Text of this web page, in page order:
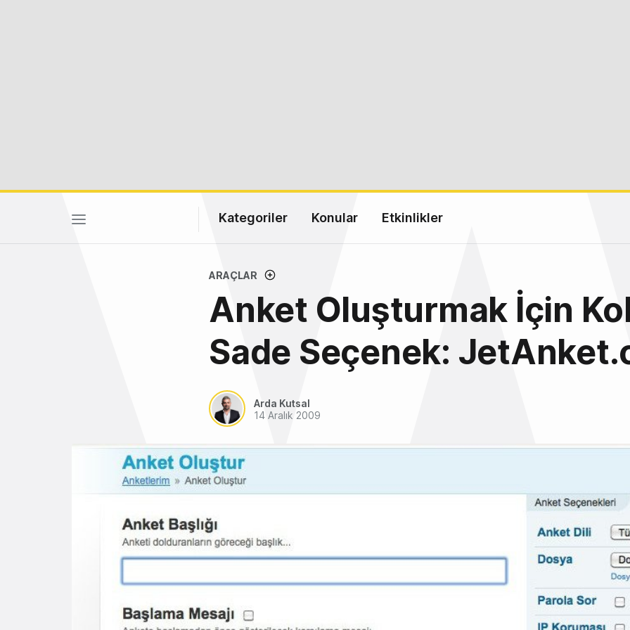
Kategoriler Konular Etkinlikler
ARAÇLAR
Anket Oluşturmak İçin
Sade Seçenek:
Arda Kutsal
14 Aralık 2009